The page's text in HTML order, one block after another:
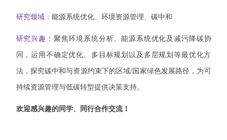
研究领域： 能源系统优化、环境资源管理、碳中和
研究兴趣： 聚焦环境系统分析、能源系统优化及减污降碳协
同，运用不确定优化、多目标规划以及多层规划等最优化方
法，探究碳中和与资源约束下的区域/ 国家绿色发展路径，为可
持续资源管理与低碳转型提供决策支持。
欢迎感兴趣的同学、同行合作交流！